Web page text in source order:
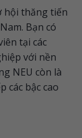
hội thăng tiến
Bạn có
tại các
với nền
NEU còn là
các bậc cao